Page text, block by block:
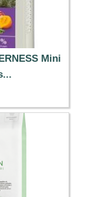
Mini